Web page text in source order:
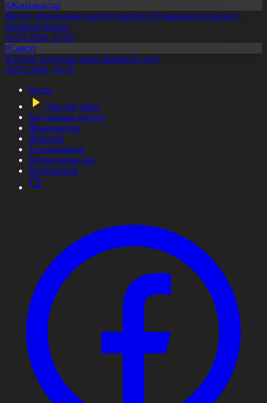
#Жаңалықтар
Жетісу облысының жүргізушілері 170 мыңнан астам жол
ережесін бұзған
31.07.2026, 17:02
#Саясат
Ұлттық теледебат жаңа форматта өтті
30.07.2026, 10:18
Басты
Тікелей эфир
Бағдарлама кестесі
Жаңалықтар
Жобалар
Телехикаялар
Мультсериалдар
Видеоархив